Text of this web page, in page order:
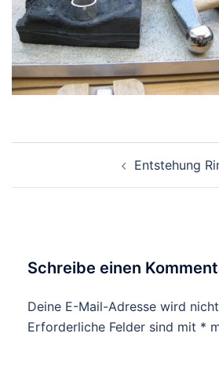
Entstehung
Schreibe einen
Deine E-Mail-Adresse wird
Erforderliche Felder sind mit *